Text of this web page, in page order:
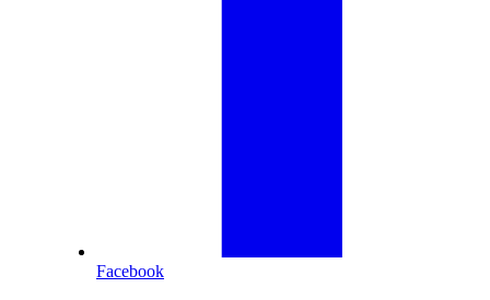
Facebook